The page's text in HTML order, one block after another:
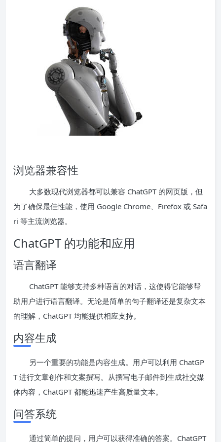
浏览器兼容性
大多数现代浏览器都可以兼容 ChatGPT 的网页版，但
为了确保最佳性能，使用 Google Chrome、Firefox 或 Safa
ri 等主流浏览器。
ChatGPT 的功能和应用
语言翻译
ChatGPT 能够支持多种语言的对话，这使得它能够帮
助用户进行语言翻译。无论是简单的句子翻译还是复杂文本
的理解，ChatGPT 均能提供相应支持。
内容生成
另一个重要的功能是内容生成。用户可以利用 ChatGP
T 进行文章创作和文案撰写。从撰写电子邮件到生成社交媒
体内容，ChatGPT 都能迅速产生高质量文本。
问答系统
通过简单的提问，用户可以获得准确的答案。ChatGPT